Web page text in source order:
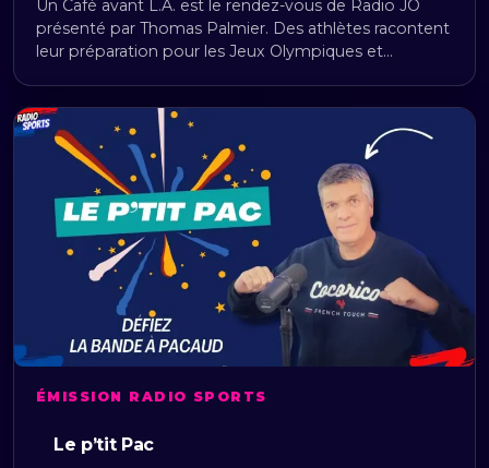
Un Café avant L.A. est le rendez-vous de Radio JO
présenté par Thomas Palmier. Des athlètes racontent
leur préparation pour les Jeux Olympiques et…
ÉMISSION RADIO SPORTS
Le p’tit Pac